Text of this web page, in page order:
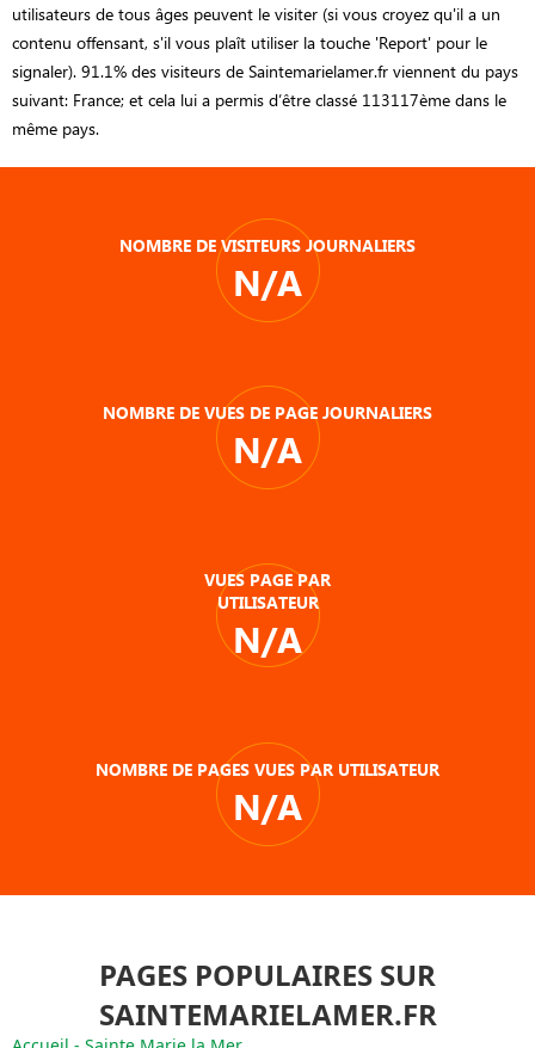
utilisateurs de tous âges peuvent le visiter (si vous croyez qu'il a un
contenu offensant, s'il vous plaît utiliser la touche 'Report' pour le
signaler). 91.1% des visiteurs de Saintemarielamer.fr viennent du pays
suivant: France; et cela lui a permis d’être classé 113117ème dans le
même pays.
NOMBRE DE VISITEURS JOURNALIERS
N/A
NOMBRE DE VUES DE PAGE JOURNALIERS
N/A
VUES PAGE PAR
UTILISATEUR
N/A
NOMBRE DE PAGES VUES PAR UTILISATEUR
N/A
PAGES POPULAIRES SUR
SAINTEMARIELAMER.FR